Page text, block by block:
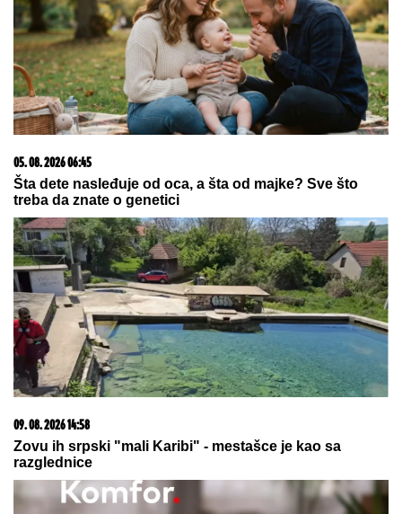
USIJALE SE MREŽE!Verenici Dragana Stankovića
se podsmevaju zbog jedne stvari: "Bukvalno dva
dinara"
ANDRIJA MILOŠEVIĆ U NIKAD
LUĐEM IZDANJUNa glavi papilotne,
DRŽAVA DAJE 20.000 EVRA:
je potrebno za subvenciju za prvu
nekretninu
by Aklamator
20. 07. 2026 08:04